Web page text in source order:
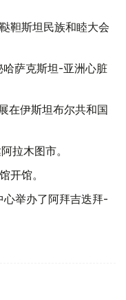
靼斯坦民族和睦大会
哈萨克斯坦-亚洲心脏
在伊斯坦布尔共和国
拉木图市。
开馆。
举办了阿拜吉迭拜-